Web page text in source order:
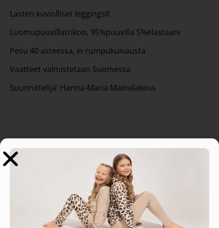
Lasten kuviolliset leggingsit
Luomupuuvillatrikoo, 95%puuvilla 5%elastaani
Pesu 40 asteessa, ei rumpukuivausta
Vaatteet valmistetaan Suomessa
Suunnittelija: Hanna-Maria Mainelakeus
Tutustu myös
-20%